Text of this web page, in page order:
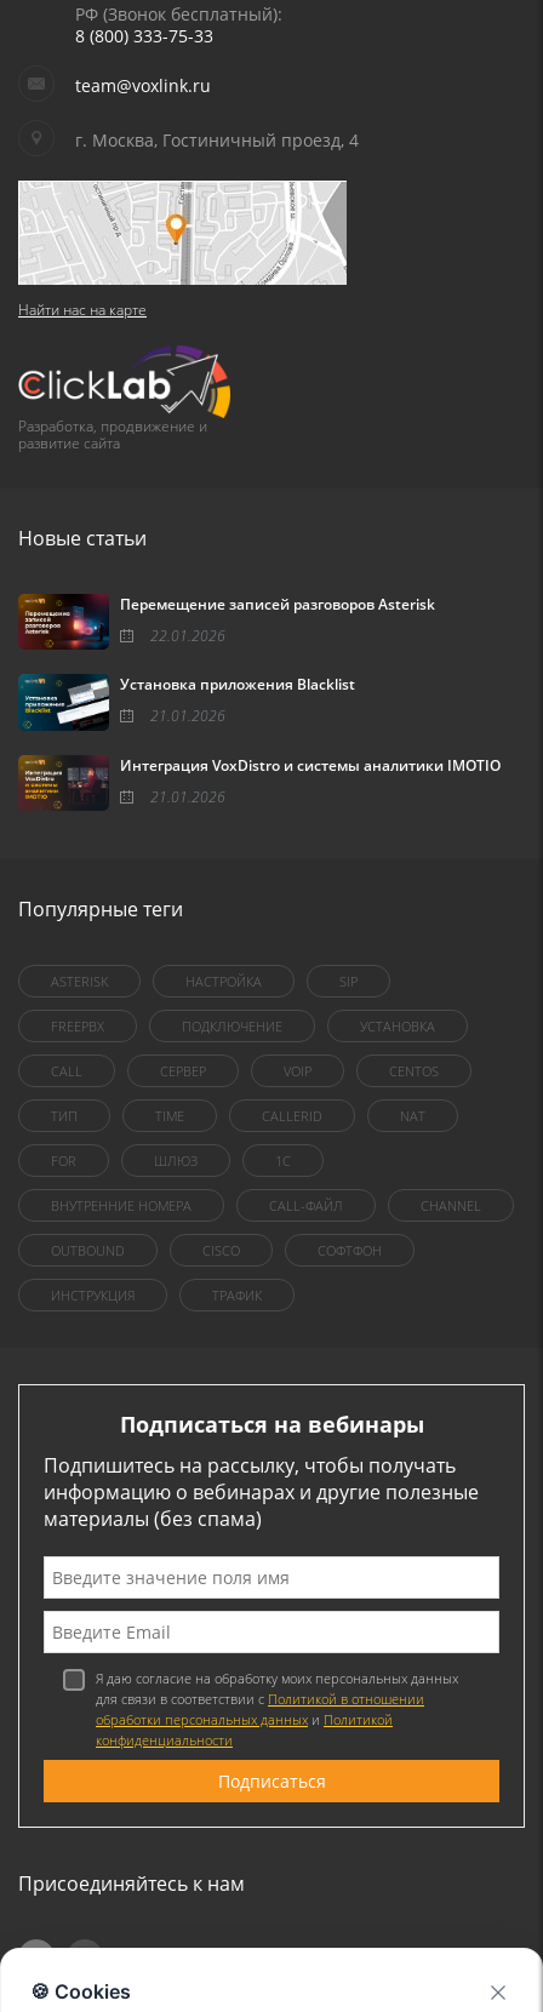
РФ (Звонок бесплатный):
8 (800) 333-75-33
team@voxlink.ru
г. Москва, Гостиничный проезд, 4
Найти нас на карте
Разработка, продвижение и
развитие сайта
Новые статьи
Перемещение записей разговоров Asterisk
22.01.2026
Установка приложения Blacklist
21.01.2026
Интеграция VoxDistro и системы аналитики IMOTIO
21.01.2026
Популярные теги
ASTERISK НАСТРОЙКА SIP
FREEPBX ПОДКЛЮЧЕНИЕ УСТАНОВКА
CALL СЕРВЕР VOIP CENTOS
ТИП TIME CALLERID NAT
FOR ШЛЮЗ 1C
ВНУТРЕННИЕ НОМЕРА CALL-ФАЙЛ CHANNEL
OUTBOUND CISCO СОФТФОН
ИНСТРУКЦИЯ ТРАФИК
Подписаться на вебинары
Подпишитесь на рассылку, чтобы получать
информацию о вебинарах и другие полезные
материалы (без спама)
Я даю согласие на обработку моих персональных данных
для связи в соответствии с Политикой в отношении
обработки персональных данных и Политикой
конфиденциальности
Присоединяйтесь к нам
🍪 Cookies